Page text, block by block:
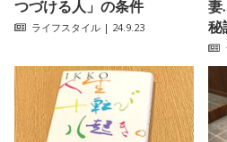
つづける人」の条件
ライフスタイル | 24.9.23
妻
秘